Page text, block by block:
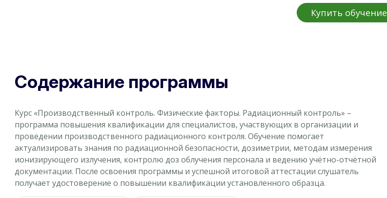
Купить обучение
Содержание программы
Курс «Производственный контроль. Физические факторы. Радиационный контроль» –
программа повышения квалификации для специалистов, участвующих в организации и
проведении производственного радиационного контроля. Обучение помогает
актуализировать знания по радиационной безопасности, дозиметрии, методам измерения
ионизирующего излучения, контролю доз облучения персонала и ведению учётно-отчётной
документации. После освоения программы и успешной итоговой аттестации слушатель
получает удостоверение о повышении квалификации установленного образца.